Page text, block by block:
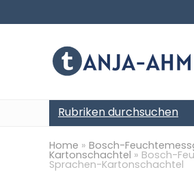
Rubriken durchsuchen
Home » Bosch-
Kartonschachtel » Bosch-
Sprachen-Kartonschachtel